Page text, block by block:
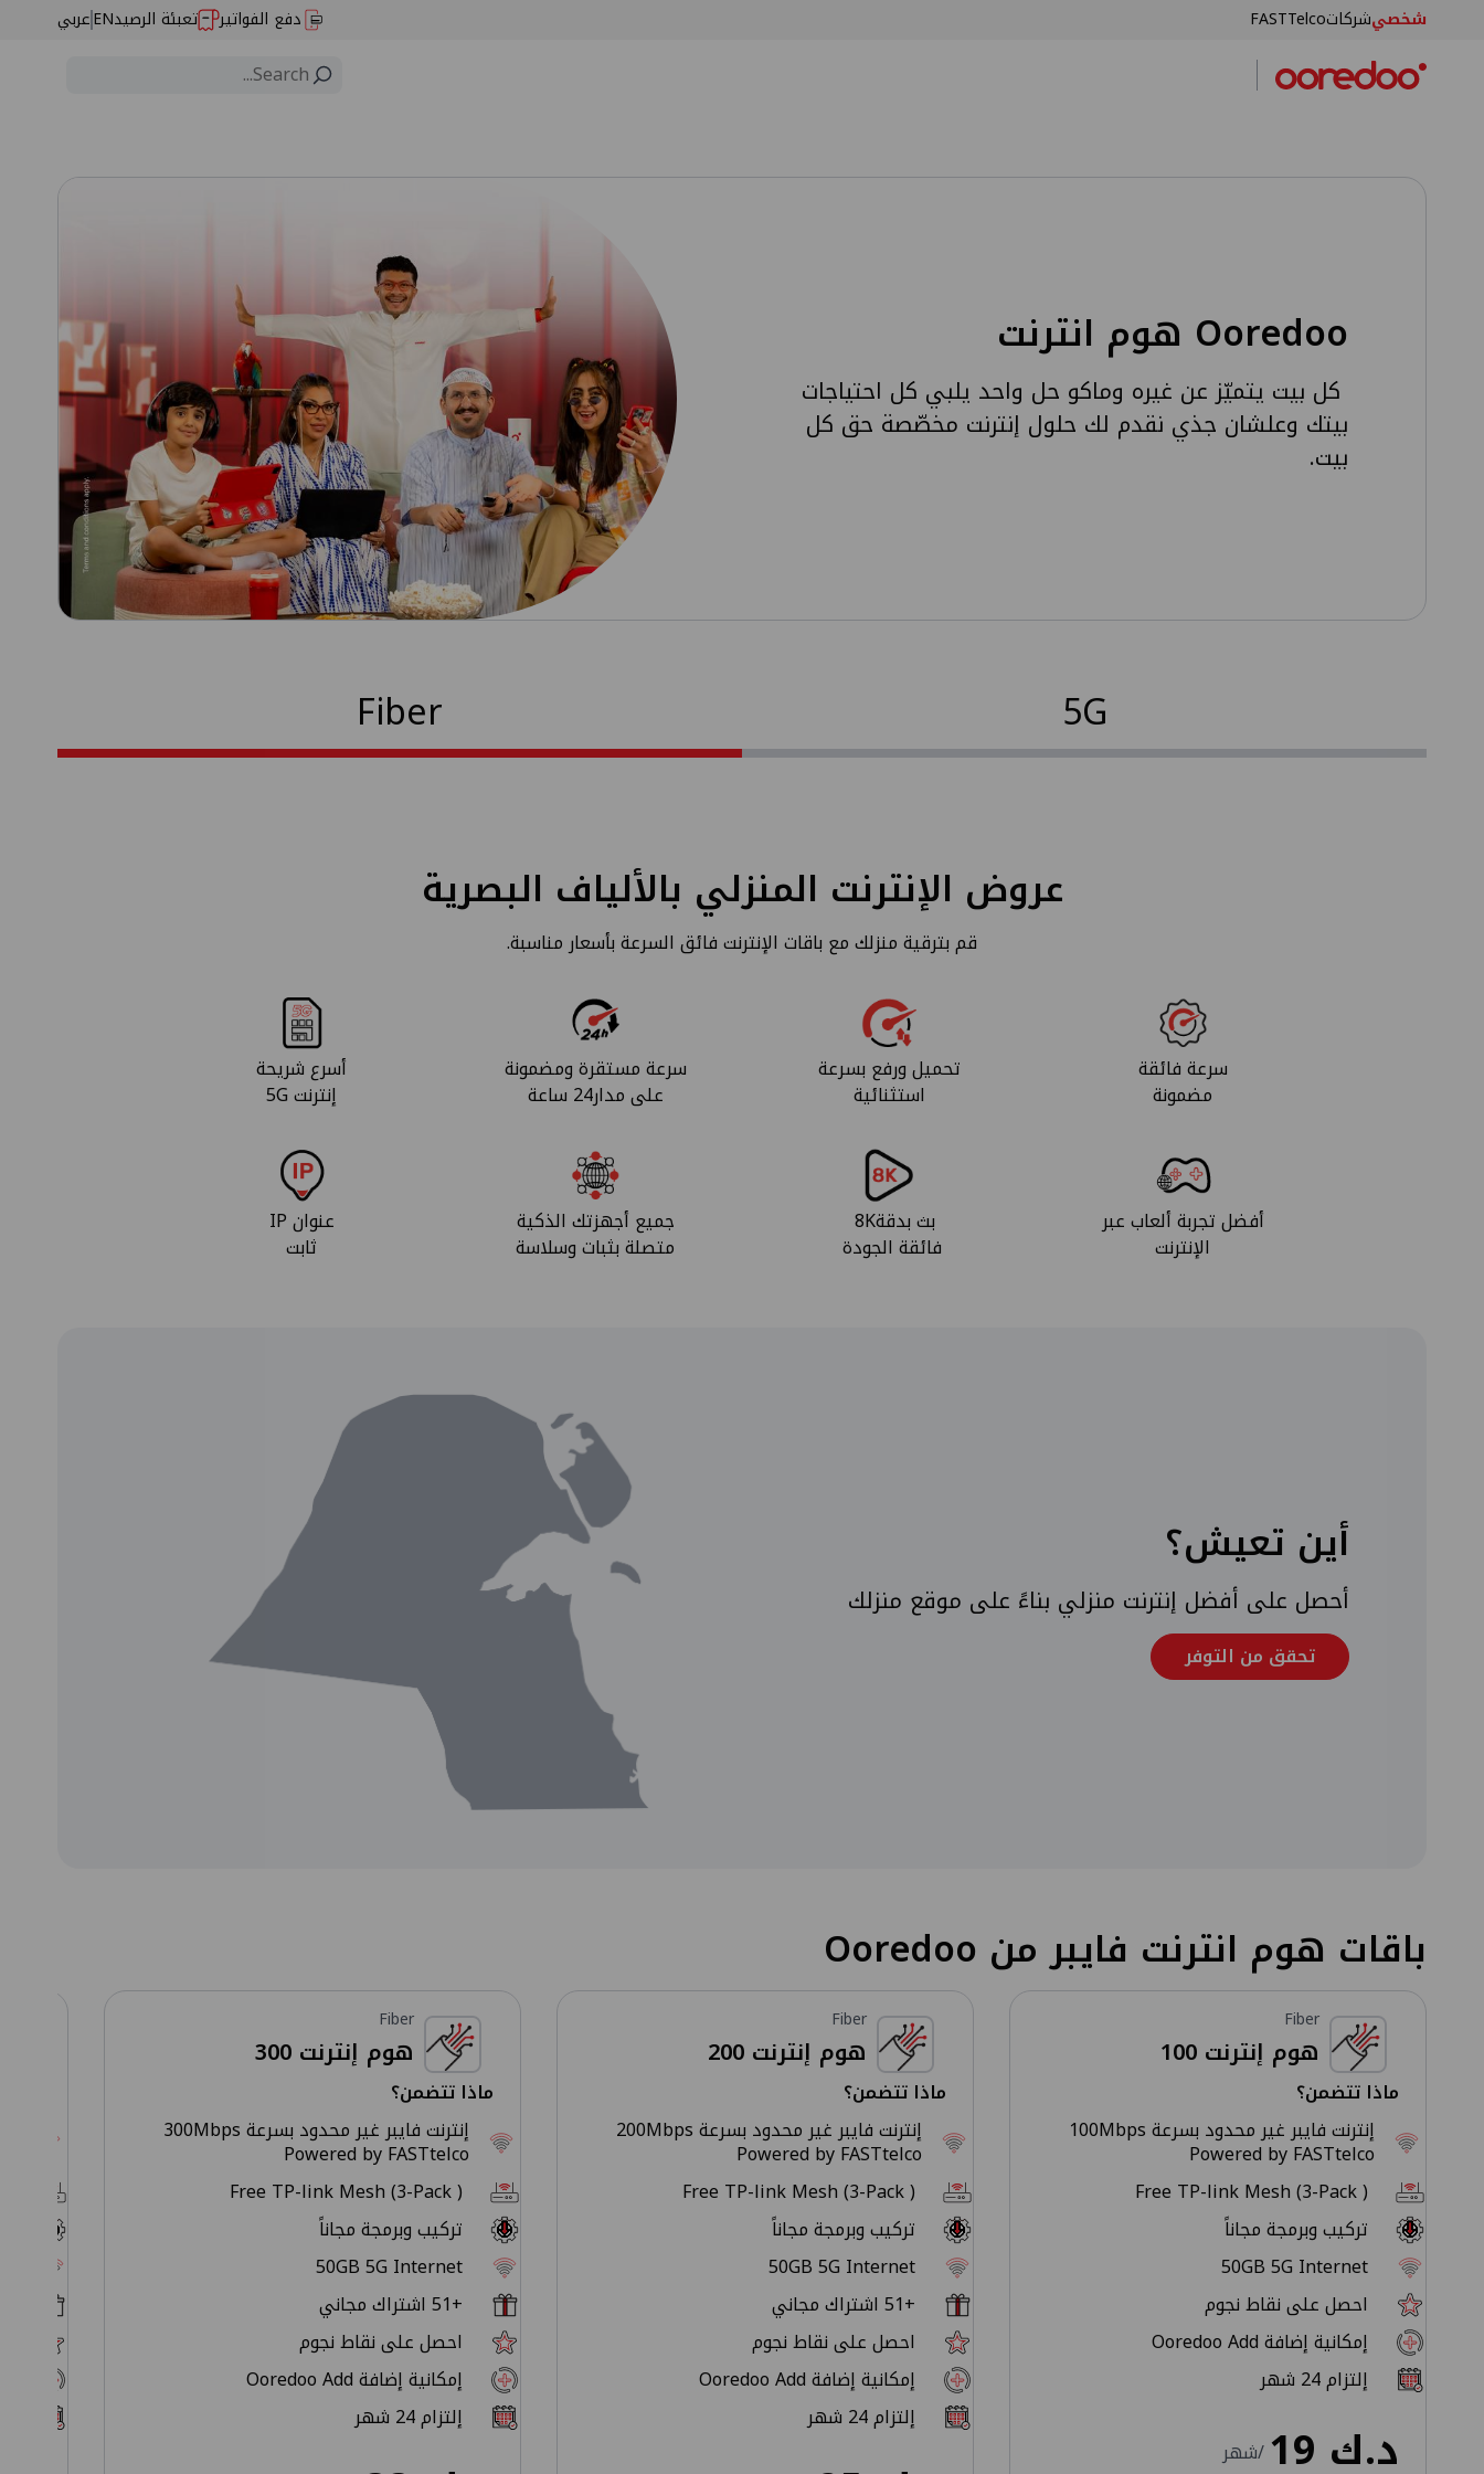
شخصيشركاتFASTTelco دفع الفواتير تعبئة الرصيدENعربي
Ooredoo هوم انترنت
كل بيت يتميّز عن غيره وماكو حل واحد يلبي كل احتياجات
بيتك وعلشان جذي نقدم لك حلول إنترنت مخصّصة حق كل
بيت.
Fiber 5G
​​​​​​عروض الإنترنت المنزلي بالألياف البصرية​​​​​​​
قم بترقية منزلك مع باقات الإنترنت فائق السرعة بأسعار مناسبة.
سرعة فائقة
مضمونة
تحميل ورفع بسرعة
استثنائية
سرعة مستقرة ومضمونة
على مدار24 ساعة
أسرع شريحة
إنترنت 5G
أفضل تجربة ألعاب عبر
الإنترنت
بث بدقة8K
فائقة الجودة
جميع أجهزتك الذكية
متصلة بثبات وسلاسة
عنوان IP
ثابت
أين تعيش؟
أحصل على أفضل إنترنت منزلي بناءً على موقع منزلك
تحقق من التوفر
باقات هوم انترنت فايبر من Ooredoo
Fiber
هوم إنترنت 100
ماذا تتضمن؟
إنترنت فايبر غير محدود بسرعة 100Mbps
Powered by FASTtelco
Free TP-link Mesh (3-Pack )
تركيب وبرمجة مجاناً
50GB 5G Internet
احصل على نقاط نجوم
إمكانية إضافة Ooredoo Add
إلتزام 24 شهر
د.ك 19 /شهر
Fiber
هوم إنترنت 200
ماذا تتضمن؟
إنترنت فايبر غير محدود بسرعة 200Mbps
Powered by FASTtelco
Free TP-link Mesh (3-Pack )
تركيب وبرمجة مجاناً
50GB 5G Internet
+51 اشتراك مجاني
احصل على نقاط نجوم
إمكانية إضافة Ooredoo Add
إلتزام 24 شهر
Fiber
هوم إنترنت 300
ماذا تتضمن؟
إنترنت فايبر غير محدود بسرعة 300Mbps
Powered by FASTtelco
Free TP-link Mesh (3-Pack )
تركيب وبرمجة مجاناً
50GB 5G Internet
+51 اشتراك مجاني
احصل على نقاط نجوم
إمكانية إضافة Ooredoo Add
إلتزام 24 شهر